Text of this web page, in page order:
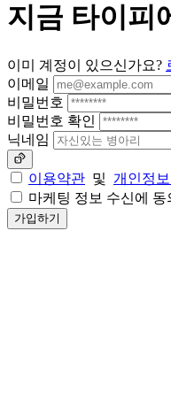
지금 타이피
이미 계정이 있으신가요?
이메일
비밀번호
비밀번호 확인
닉네임
이용약관 및 개인정
마케팅 정보 수신에 동
가입하기